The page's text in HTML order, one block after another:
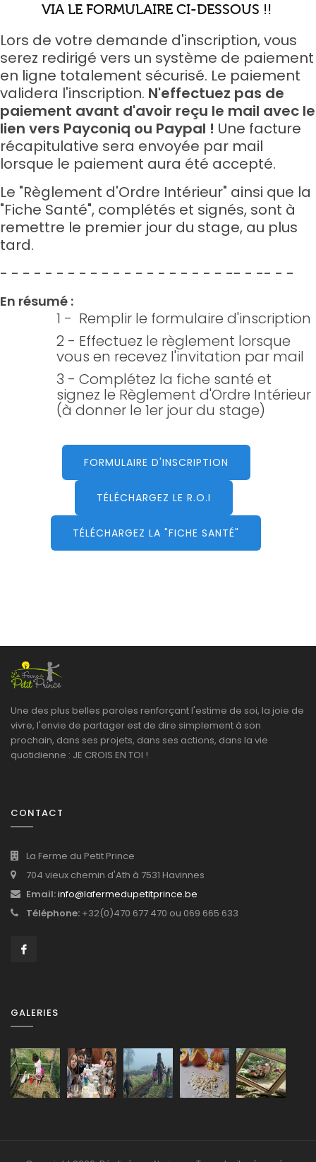
VIA LE FORMULAIRE CI-DESSOUS !!
Lors de votre demande d'inscription, vous
serez redirigé vers un système de paiement
en ligne totalement sécurisé. Le paiement
validera l'inscription. N'effectuez pas de
paiement avant d'avoir reçu le mail avec le
lien vers Payconiq ou Paypal ! Une facture
récapitulative sera envoyée par mail
lorsque le paiement aura été accepté.
Le "Règlement d'Ordre Intérieur" ainsi que la
"Fiche Santé", complétés et signés, sont à
remettre le premier jour du stage, au plus
tard.
- - - - - - - - - - - - - - - - - - - - -- - -- - -
En résumé :
1 - Remplir le formulaire d'inscription
2 - Effectuez le règlement lorsque
vous en recevez l'invitation par mail
3 - Complétez la fiche santé et
signez le Règlement d'Ordre Intérieur
(à donner le 1er jour du stage)
FORMULAIRE D'INSCRIPTION
TÉLÉCHARGEZ LE R.O.I
TÉLÉCHARGEZ LA "FICHE SANTÉ"
Une des plus belles paroles renforçant l'estime de soi, la joie de
vivre, l'envie de partager est de dire simplement à son
prochain, dans ses projets, dans ses actions, dans la vie
quotidienne : JE CROIS EN TOI !
CONTACT
La Ferme du Petit Prince
704 vieux chemin d'Ath à 7531 Havinnes
Email:info@lafermedupetitprince.be
Téléphone: +32(0)470 677 470 ou 069 665 633
GALERIES